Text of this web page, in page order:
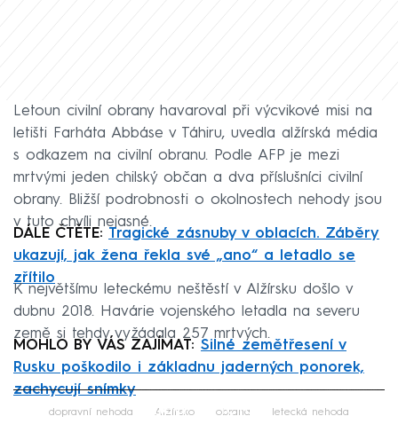
Letoun civilní obrany havaroval při výcvikové misi na
letišti Farháta Abbáse v Táhiru, uvedla alžírská média
s odkazem na civilní obranu. Podle AFP je mezi
mrtvými jeden chilský občan a dva příslušníci civilní
obrany. Bližší podrobnosti o okolnostech nehody jsou
v tuto chvíli nejasné.
DÁLE ČTĚTE: Tragické zásnuby v oblacích. Záběry
ukazují, jak žena řekla své „ano“ a letadlo se
zřítilo
K největšímu leteckému neštěstí v Alžírsku došlo v
dubnu 2018. Havárie vojenského letadla na severu
země si tehdy vyžádala 257 mrtvých.
MOHLO BY VÁS ZAJÍMAT: Silné zemětřesení v
Rusku poškodilo i základnu jaderných ponorek,
zachycují snímky
Failed to fetch
dopravní nehoda Alžírsko obrana letecká nehoda